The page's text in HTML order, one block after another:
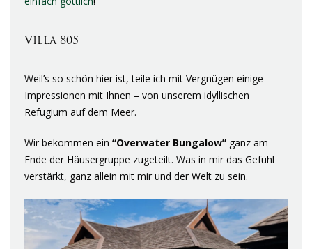
Villa 805
Weil’s so schön hier ist, teile ich mit Vergnügen einige
Impressionen mit Ihnen – von unserem idyllischen
Refugium auf dem Meer.
Wir bekommen ein “Overwater Bungalow” ganz am
Ende der Häusergruppe zugeteilt. Was in mir das Gefühl
verstärkt, ganz allein mit mir und der Welt zu sein.